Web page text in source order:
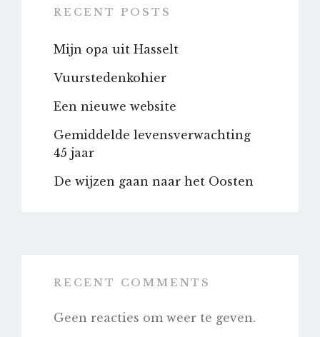
RECENT POSTS
Mijn opa uit Hasselt
Vuurstedenkohier
Een nieuwe website
Gemiddelde levensverwachting
45 jaar
De wijzen gaan naar het Oosten
RECENT COMMENTS
Geen reacties om weer te geven.